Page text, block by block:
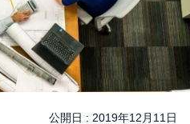
キャンペーン
時期
片思い 結婚
公開日 : 2019年12月11日